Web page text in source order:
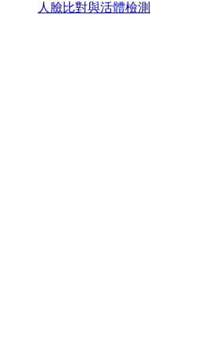
人臉比對與活體檢測